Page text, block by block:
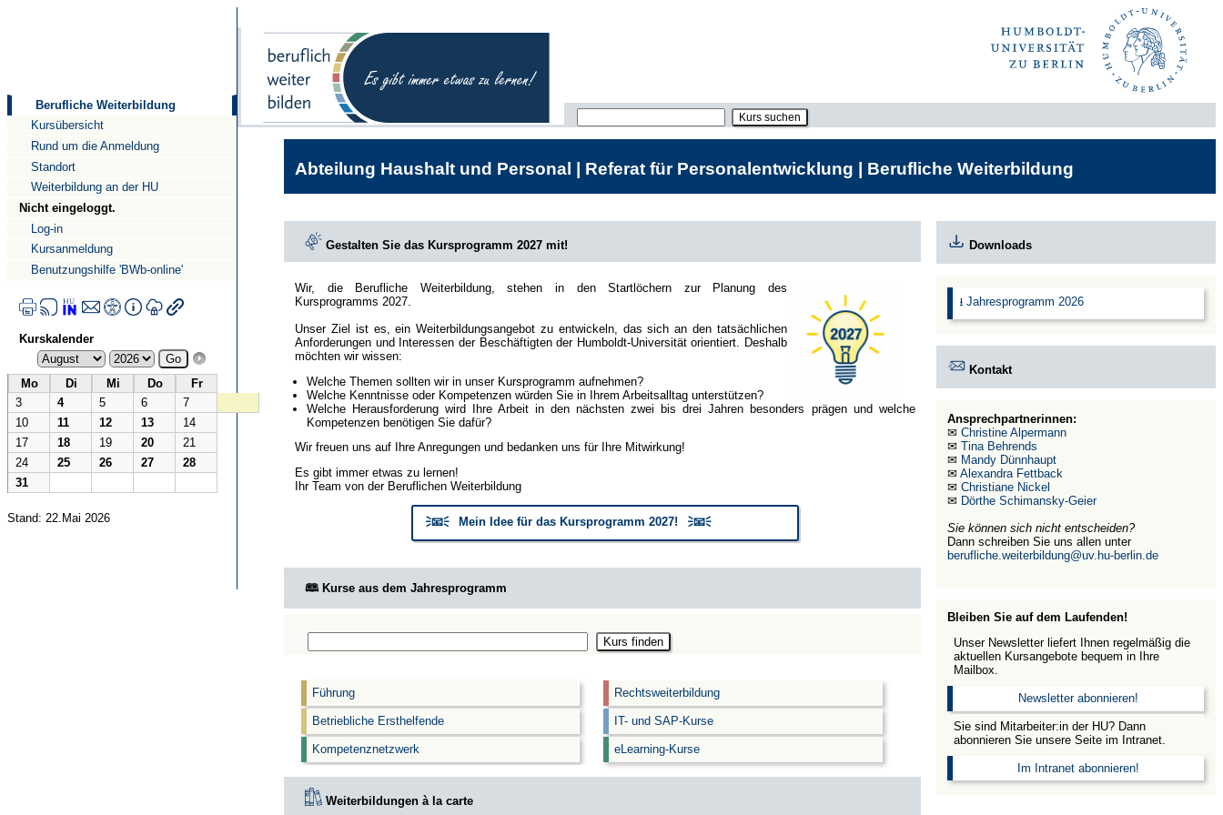
Berufliche Weiterbildung
Kursübersicht
Rund um die Anmeldung
Standort
Weiterbildung an der HU
Nicht eingeloggt.
Log-in
Kursanmeldung
Benutzungshilfe 'BWb-online'
Kurskalender
Mo Di Mi Do
Fr
3
4 5 6
7
10
11 12 13
14
17
18 19 20
21
24
25 26 27
28
31
Stand: 22.Mai 2026
Abteilung Haushalt und Personal | Referat für Personalentwicklung | Berufliche Weiterbildung
Gestalten Sie das Kursprogramm 2027 mit!
Wir, die Berufliche Weiterbildung, stehen in den Startlöchern zur Planung des
Kursprogramms 2027.
Unser Ziel ist es, ein Weiterbildungsangebot zu entwickeln, das sich an den tatsächlichen
Anforderungen und Interessen der Beschäftigten der Humboldt-Universität orientiert. Deshalb
möchten wir wissen:
Welche Themen sollten wir in unser Kursprogramm aufnehmen?
Welche Kenntnisse oder Kompetenzen würden Sie in Ihrem Arbeitsalltag unterstützen?
Welche Herausforderung wird Ihre Arbeit in den nächsten zwei bis drei Jahren besonders prägen und welche
Kompetenzen benötigen Sie dafür?
Wir freuen uns auf Ihre Anregungen und bedanken uns für Ihre Mitwirkung!
Es gibt immer etwas zu lernen!
Ihr Team von der Beruflichen Weiterbildung
🗦📧🗧 Mein Idee für das Kursprogramm 2027! 🗦📧🗧
🕮 Kurse aus dem Jahresprogramm
Führung
Betriebliche Ersthelfende
Kompetenznetzwerk
Rechtsweiterbildung
IT- und SAP-Kurse
eLearning-Kurse
Weiterbildungen à la carte
Downloads
⭳ Jahresprogramm 2026
Kontakt
Ansprechpartnerinnen:
✉Christine Alpermann
✉Tina Behrends
✉ Mandy Dünnhaupt
✉Alexandra Fettback
✉Christiane Nickel
✉ Dörthe Schimansky-Geier
Sie können sich nicht entscheiden?
Dann schreiben Sie uns allen unter
berufliche.weiterbildung@uv.hu-berlin.de
Bleiben Sie auf dem Laufenden!
Unser Newsletter liefert Ihnen regelmäßig die
aktuellen Kursangebote bequem in Ihre
Mailbox.
Newsletter abonnieren!
Sie sind Mitarbeiter:in der HU? Dann
abonnieren Sie unsere Seite im Intranet.
Im Intranet abonnieren!